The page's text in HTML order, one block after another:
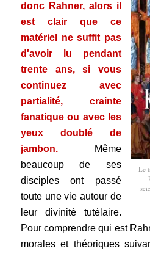
Le
donc Rahner, alors il
est clair que ce
matériel ne suffit pas
d'avoir lu pendant
trente ans, si vous
continuez avec
partialité, crainte
fanatique ou avec les
yeux doublé de
jambon.
Même
beaucoup de ses
disciples ont passé
toute une vie autour de
leur divinité tutélaire.
Pour comprendre qui est
morales et théoriques